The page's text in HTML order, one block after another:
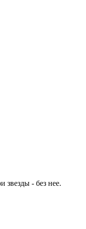
звезды - без нее.